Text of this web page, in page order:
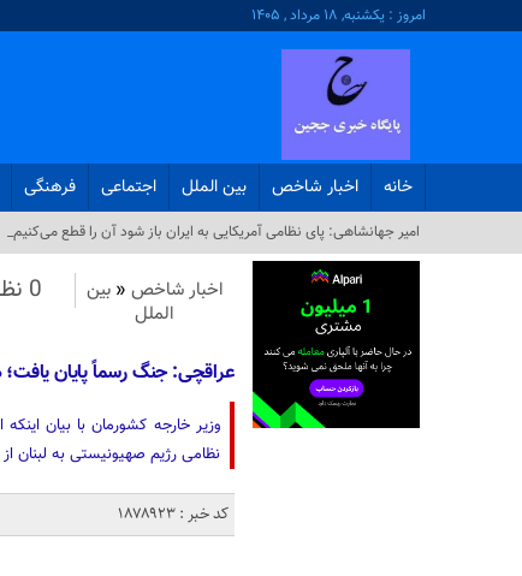
امروز : یکشنبه, ۱۸ مرداد , ۱۴۰۵
خانه اخبار شاخص بین الملل اجتماعی فرهنگی
امیر جهانشاهی: پای نظامی آمریکایی به ایران باز شود آن را قطع می‌کنیم_
اخبار شاخص « بین
الملل
0 نظر
عراقچی: جنگ رسماً پایان
وزیر خارجه کشورمان با بیان
نظامی رژیم صهیونیستی به لبنان
کد خبر : 1878923